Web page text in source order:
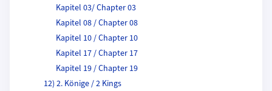
Kapitel 03/ Chapter 03
Kapitel 08 / Chapter 08
Kapitel 10 / Chapter 10
Kapitel 17 / Chapter 17
Kapitel 19 / Chapter 19
12) 2. Könige / 2 Kings